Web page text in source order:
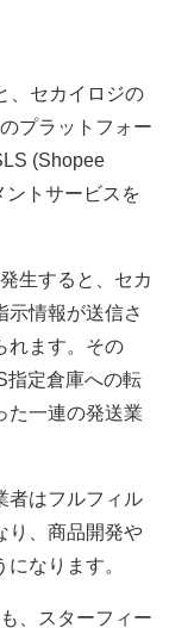
、セカイロジの
プラットフォー
(Shopee
ントサービスを
生すると、セカ
示情報が送信さ
れます。その
指定倉庫への転
た一連の発送業
者はフルフィル
り、商品開発や
なります。
、スターフィー